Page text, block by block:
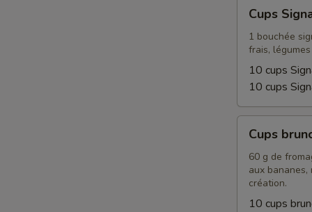
Signature
Cups
1 bouchée
frais,
10 cups
10 cups
brunch
Cups
60 g de
aux
création.
10 cups